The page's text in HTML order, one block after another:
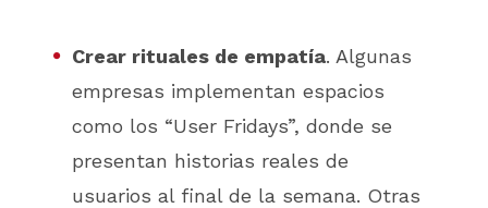
Crear rituales de empatía. Algunas
empresas implementan espacios
como los “User Fridays”, donde se
presentan historias reales de
usuarios al final de la semana. Otras